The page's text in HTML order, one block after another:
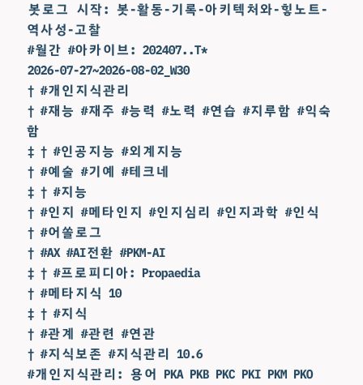
봇로그 시작: 봇-활동-기록-아키텍처와-힣노트-
역사성-고찰
#월간 #아카이브: 202407..T*
2026-07-27~2026-08-02_W30
† #개인지식관리
† #재능 #재주 #능력 #노력 #연습 #지루함 #익숙
함
‡ † #인공지능 #외계지능
† #예술 #기예 #테크네
‡ † #지능
† #인지 #메타인지 #인지심리 #인지과학 #인식
† #어쏠로그
† #AX #AI전환 #PKM-AI
‡ † #프로피디아: Propaedia
† #메타지식 10
‡ † #지식
† #관계 #관련 #연관
† #지식보존 #지식관리 10.6
#개인지식관리: 용어 PKA PKB PKC PKI PKM PKO